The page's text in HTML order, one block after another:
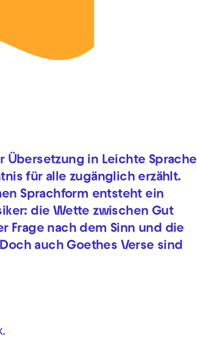
Übersetzung in Leichte Sprache
für alle zugänglich erzählt.
Sprachform entsteht ein
die Wette zwischen Gut
Frage nach dem Sinn und die
auch Goethes Verse sind